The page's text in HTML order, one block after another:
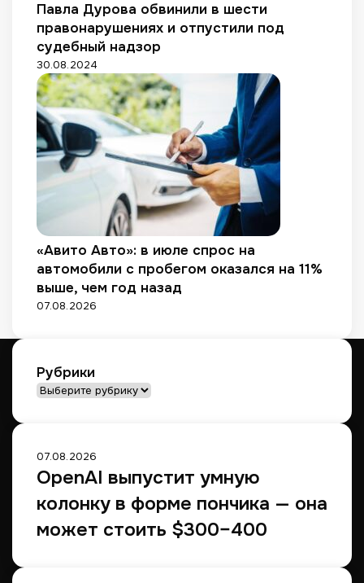
Павла Дурова обвинили в шести
правонарушениях и отпустили под
судебный надзор
30.08.2024
«Авито Авто»: в июле спрос на
автомобили с пробегом оказался на 11%
выше, чем год назад
07.08.2026
Рубрики
Рубрики
07.08.2026
OpenAI выпустит умную
колонку в форме пончика — она
может стоить $300–400